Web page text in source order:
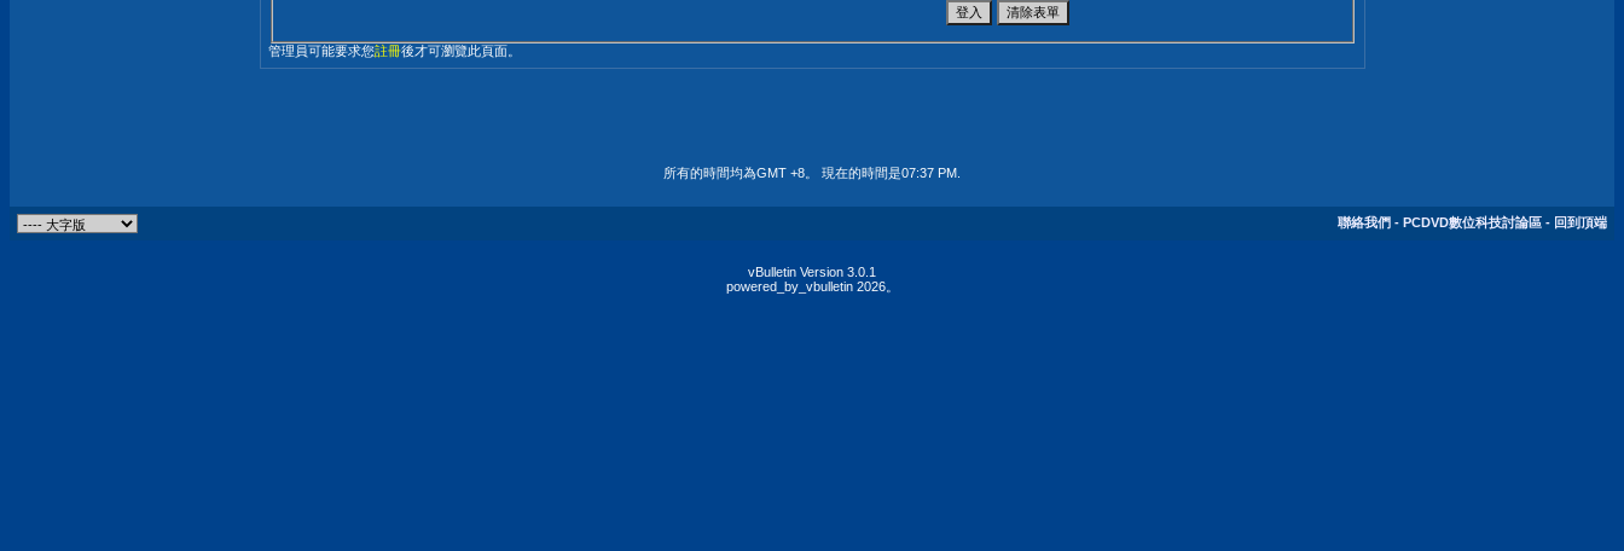
管理員可能要求您註冊後才可瀏覽此頁面。
所有的時間均為GMT +8。 現在的時間是07:37 PM
聯絡我們 - PCDVD數位科技討論區 - 回到頂端
vBulletin Version 3.0.1
powered_by_vbulletin 2026。